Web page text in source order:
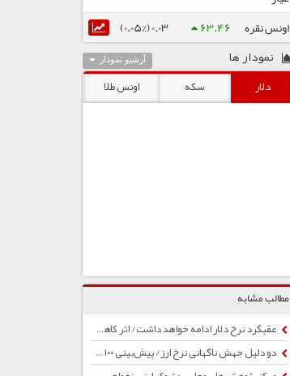
اونس نقره 63.46
0.03 (0.05%)
آرشیو نمودار نمودار ها
دلار سکه اونس طلا
مطالب مشابه
عقبگرد نرخ دلار ادامه خواهد داشت/ اثر کاهش نرخ رشد نقدینگی به ۲۵ درصد بزودی نمایان می‌شود
دو دلیل جهش ناگهانی نرخ ارز/ پیش‌بینی ۱۰۰ میلیارد دلار درآمد ارزی